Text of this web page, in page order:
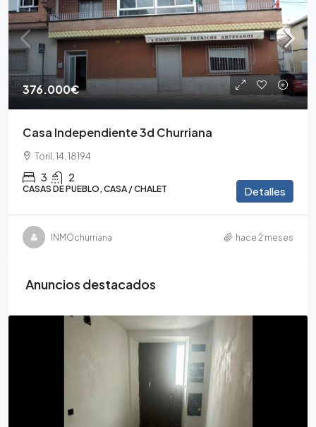
376.000€
Casa Independiente 3d Churriana
Toril, 14, 18194
3 2
CASAS DE PUEBLO, CASA / CHALET Detalles
INMOchurriana hace 2 meses
Anuncios destacados